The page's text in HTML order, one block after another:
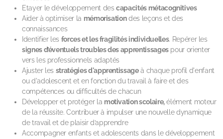
Etayer le développement descapacités métacognitives
Aider à optimiser la mémorisationdes leçons et des
connaissances
Identifier les forces et les fragilités individuelles. Repérer les
signes d’éventuels troubles des apprentissagespour orienter
vers les professionnels adaptés
Ajuster les stratégies d'apprentissageà chaque profil d'enfant
ou d'adolescent et en fonction du travail à faire et des
compétences ou difficultés de chacun
Développer et protéger la motivation scolaire,élément moteur
de la réussite. Contribuer à impulser une nouvelle dynamique
de travail et de plaisir d’apprendre
Accompagner enfants et adolescents dans le développement